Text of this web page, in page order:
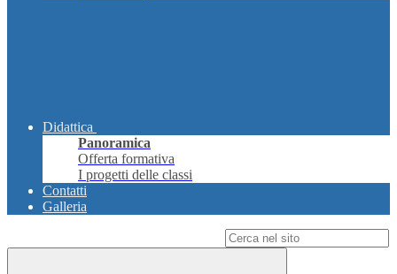
Didattica
Panoramica
Offerta formativa
I progetti delle classi
Contatti
Galleria